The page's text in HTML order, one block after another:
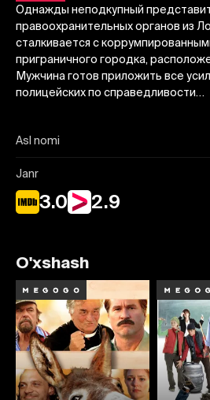
Однажды неподкупный
правоохранительных органов из
сталкивается с
приграничного городка,
Мужчина готов приложить все
полицейских по справедливости…
Asl nomi
Janr
3.0 2.9
O'xshash